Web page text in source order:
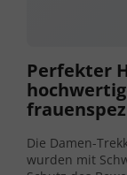
Perfekter
Die Damen-
wurden mit